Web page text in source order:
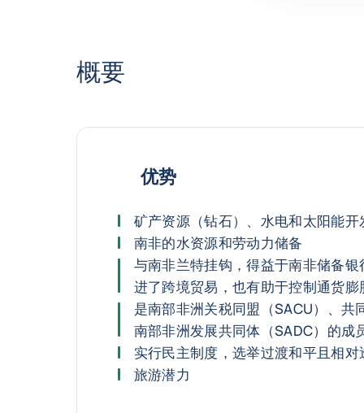
概要
优势
矿产资源（钻石）、水电和太阳能开
南非的水资源和劳动力储备
与南非兰特挂钩，得益于南非储备
进了跨境贸易，也有助于控制通货膨
是南部非洲关税同盟（SACU）、共
南部非洲发展共同体（SADC）的成
实行民主制度，选举过渡和平且相对
旅游潜力